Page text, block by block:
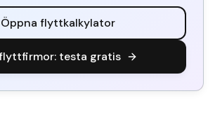
Öppna flyttkalkylator
testa gratis